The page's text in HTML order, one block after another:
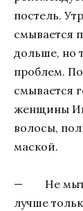
постель.
смывается
дольше, но
проблем.
смывается
женщины
волосы,
маской.
— Не мыть
лучше